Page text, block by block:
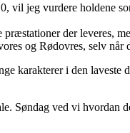
vil jeg vurdere holdene
der leveres,
og Rødovres, selv
karakterer i den
Søndag ved vi hvordan